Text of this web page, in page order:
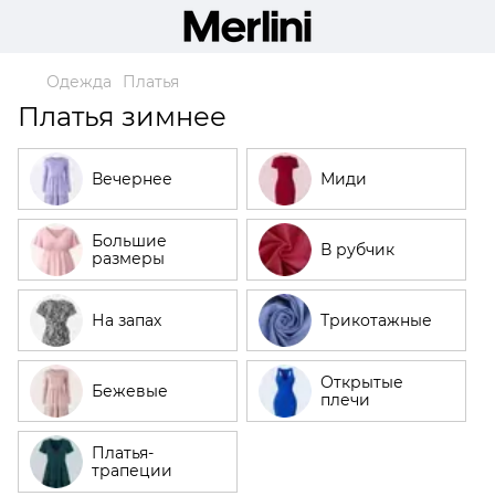
Одежда Платья
Платья зимнее
Вечернее Миди
Большие
размеры
В рубчик
На запах Трикотажные
Бежевые
Открытые
плечи
Платья-
трапеции